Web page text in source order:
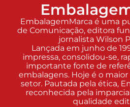
EmbalagemMarca é uma
de Comunicação, editora
jornalista Wilson
Lançada em junho de
impressa, consolidou-se,
importante fonte de
embalagens. Hoje é o
setor. Pautada pela ética,
reconhecida pela
qualidade